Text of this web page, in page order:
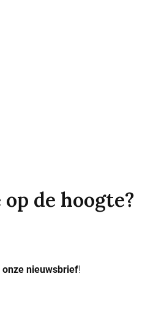
de hoogte?
onze nieuwsbrief!